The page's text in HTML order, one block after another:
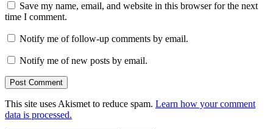
Save my name, email, and website in this browser for the next
time I comment.
Notify me of follow-up comments by email.
Notify me of new posts by email.
This site uses Akismet to reduce spam. Learn how your comment
data is processed.